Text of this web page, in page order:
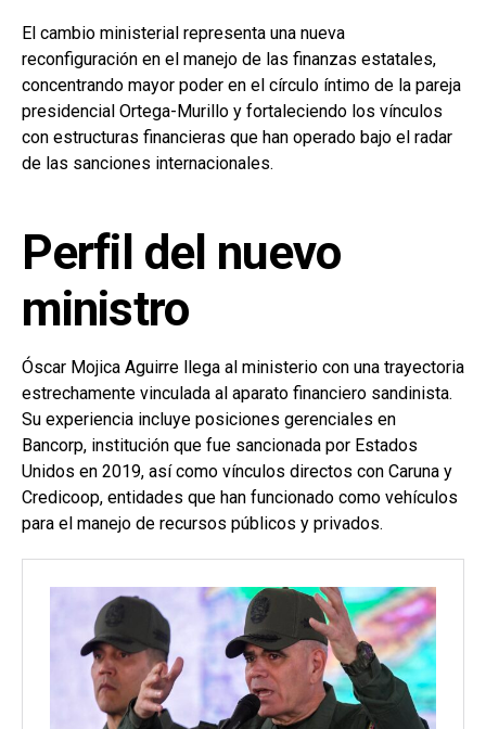
El cambio ministerial representa una nueva
reconfiguración en el manejo de las finanzas estatales,
concentrando mayor poder en el círculo íntimo de la pareja
presidencial Ortega-Murillo y fortaleciendo los vínculos
con estructuras financieras que han operado bajo el radar
de las sanciones internacionales.
Perfil del nuevo
ministro
Óscar Mojica Aguirre llega al ministerio con una trayectoria
estrechamente vinculada al aparato financiero sandinista.
Su experiencia incluye posiciones gerenciales en
Bancorp, institución que fue sancionada por Estados
Unidos en 2019, así como vínculos directos con Caruna y
Credicoop, entidades que han funcionado como vehículos
para el manejo de recursos públicos y privados.